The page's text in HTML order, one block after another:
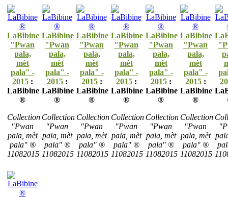
LaBibine
"Pwan
pala,
mèt
pala" -
2015:
LaBibine
®
Collection
"Pwan
pala, mèt
pala" ®
11082015
LaBibine
"Pwan
pala,
mèt
pala" -
2015:
LaBibine
®
Collection
"Pwan
pala, mèt
pala" ®
11082015
LaBibine
"Pwan
pala,
mèt
pala" -
2015:
LaBibine
®
Collection
"Pwan
pala, mèt
pala" ®
11082015
LaBibine
"Pwan
pala,
mèt
pala" -
2015:
LaBibine
®
Collection
"Pwan
pala, mèt
pala" ®
11082015
LaBibine
"Pwan
pala,
mèt
pala" -
2015:
LaBibine
®
Collection
"Pwan
pala, mèt
pala" ®
11082015
LaBibine
"Pwan
pala,
mèt
pala" -
2015:
LaBibine
®
Collection
"Pwan
pala, mèt
pala" ®
11082015